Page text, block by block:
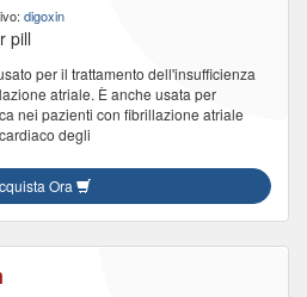
digoxin
pill
per il trattamento dell'insufficienza
atriale. È anche usata per
nei pazienti con fibrillazione atriale
degli
Ora